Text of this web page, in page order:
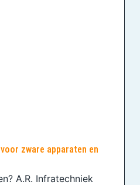
zware apparaten en
A.R. Infratechniek